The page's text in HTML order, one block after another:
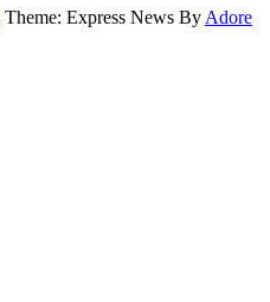
Theme: Express News By Adore